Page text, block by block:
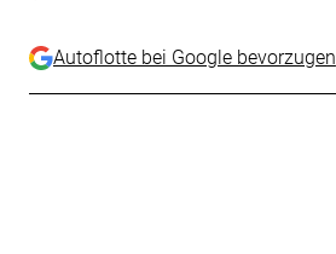
Autoflotte bei Google bevorzugen